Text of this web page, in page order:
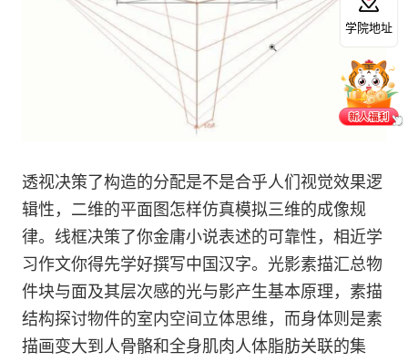
透视决策了构造的分配是不是合乎人们视觉效果逻
辑性，二维的平面图怎样仿真模拟三维的成像规
律。线框决策了你金庸小说表述的可靠性，相近学
习作文你得先学好撰写中国汉字。光影素描汇总物
件块与面及其层次感的光与影产生基本原理，素描
结构探讨物件的室内空间立体思维，而身体则是素
描画变大到人骨骼和全身肌肉人体脂肪关联的集
学院地址